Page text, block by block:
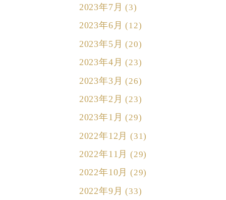
2023年7月 (3)
2023年6月 (12)
2023年5月 (20)
2023年4月 (23)
2023年3月 (26)
2023年2月 (23)
2023年1月 (29)
2022年12月 (31)
2022年11月 (29)
2022年10月 (29)
2022年9月 (33)